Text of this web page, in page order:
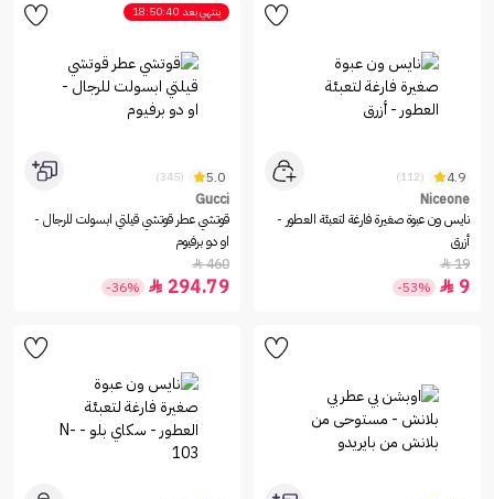
4.9
(112)
Niceone
نايس ون عبوة صغيرة فارغة لتعبئة العطور -
أزرق
19

9

-53%
ينتهي بعد 18:50:40
5.0
(345)
Gucci
قوتشي عطر قوتشي قيلتي ابسولت للرجال -
او دو برفيوم
460

294.79

-36%